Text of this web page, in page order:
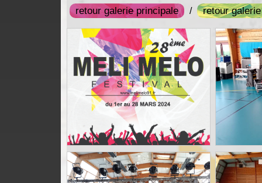
retour galerie principale / retour